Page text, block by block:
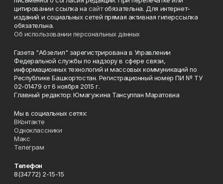
цитировании ссылка на сайтобязательна. Для интернет-
изданий и социальных сетей прямая активная гиперссылка
обязательна.
Об использовании персональных данных
Газета "Абзелил" зарегистрирована в Управлении
Федеральной службы по надзору в сфере связи,
информационных технологий и массовых коммуникаций по
Республике Башкортостан. Регистрационный номер ПИ № ТУ
02-01479 от 6 ноября 2015 г.
Главный редактор: Юмагужина Тансулпан Маратовна
Мы в социальных сетях:
ВКонтакте
Одноклассники
Макс
Телеграм
Телефон
8(34772) 2-15-15